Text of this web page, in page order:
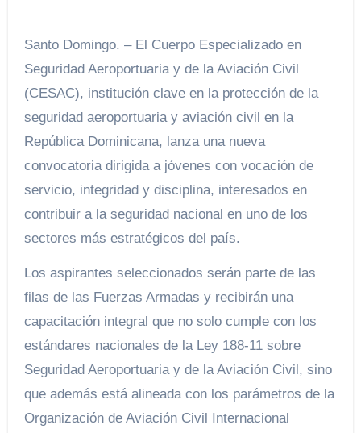
Santo Domingo. – El Cuerpo Especializado en
Seguridad Aeroportuaria y de la Aviación Civil
(CESAC), institución clave en la protección de la
seguridad aeroportuaria y aviación civil en la
República Dominicana, lanza una nueva
convocatoria dirigida a jóvenes con vocación de
servicio, integridad y disciplina, interesados en
contribuir a la seguridad nacional en uno de los
sectores más estratégicos del país.
Los aspirantes seleccionados serán parte de las
filas de las Fuerzas Armadas y recibirán una
capacitación integral que no solo cumple con los
estándares nacionales de la Ley 188-11 sobre
Seguridad Aeroportuaria y de la Aviación Civil, sino
que además está alineada con los parámetros de la
Organización de Aviación Civil Internacional